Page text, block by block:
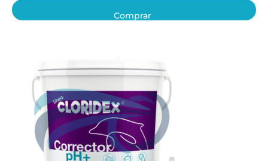
Comprar